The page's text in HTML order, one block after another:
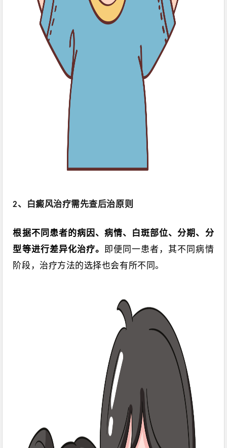
2、白癜风治疗需先查后治原则
根据不同患者的病因、病情、白斑部位、分期、分
型等进行差异化治疗。 即便同一患者，其不同病情
阶段，治疗方法的选择也会有所不同。